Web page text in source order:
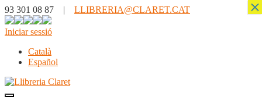
93 301 08 87 | LLIBRERIA@CLARET.CAT
Iniciar sessió
Català
Español
×